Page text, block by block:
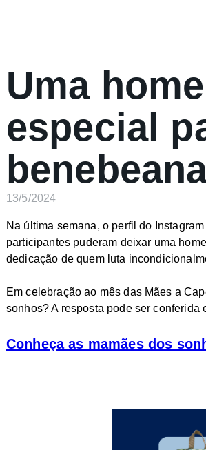
Uma
especial
13/5/2024
Na última semana, o perfil do
participantes puderam deixar uma
dedicação de quem luta
Em celebração ao mês das Mães a
sonhos? A resposta pode ser conferida
Conheça as mamães dos